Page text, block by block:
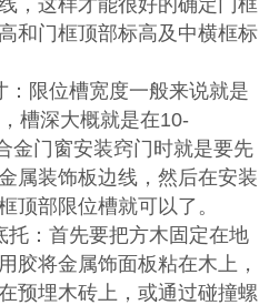
，这样才能很好的确定门框
和门框顶部标高及中横框标
限位槽宽度一般来说就是
槽深大概就是在10-
金门窗安装窍门时就是要先
属装饰板边线，然后在安装
顶部限位槽就可以了。
：首先要把方木固定在地
胶将金属饰面板粘在木上，
预埋木砖上，或通过碰撞螺